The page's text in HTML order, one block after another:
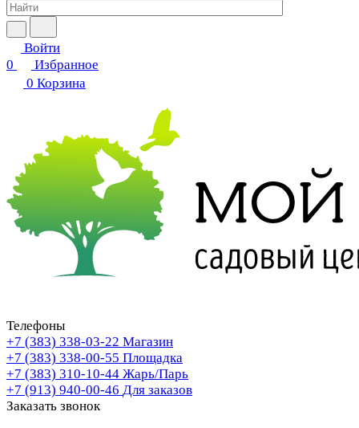
Войти
0
Избранное
0 Корзина
Телефоны
+7 (383) 338-03-22 Магазин
+7 (383) 338-00-55 Площадка
+7 (383) 310-10-44 Жарь/Парь
+7 (913) 940-00-46 Для заказов
Заказать звонок